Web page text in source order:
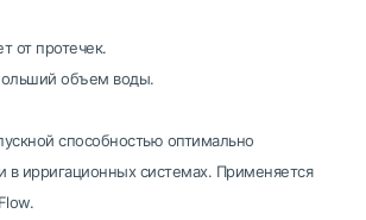
от протечек.
объем воды.
способностью оптимально
в ирригационных системах. Применяется